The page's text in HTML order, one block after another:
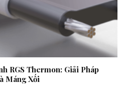
RGS Thermon: Giải Pháp
Máng Xối